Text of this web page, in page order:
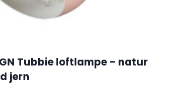
Tubbie loftlampe – natur
jern